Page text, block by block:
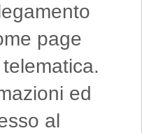
page
ed
al